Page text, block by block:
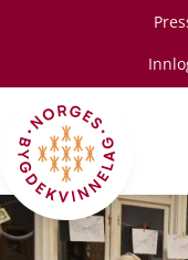
Hopp til hovedinnhold